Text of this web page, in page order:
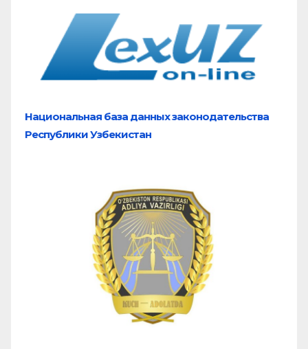
Национальная база данных законодательства
Республики Узбекистан